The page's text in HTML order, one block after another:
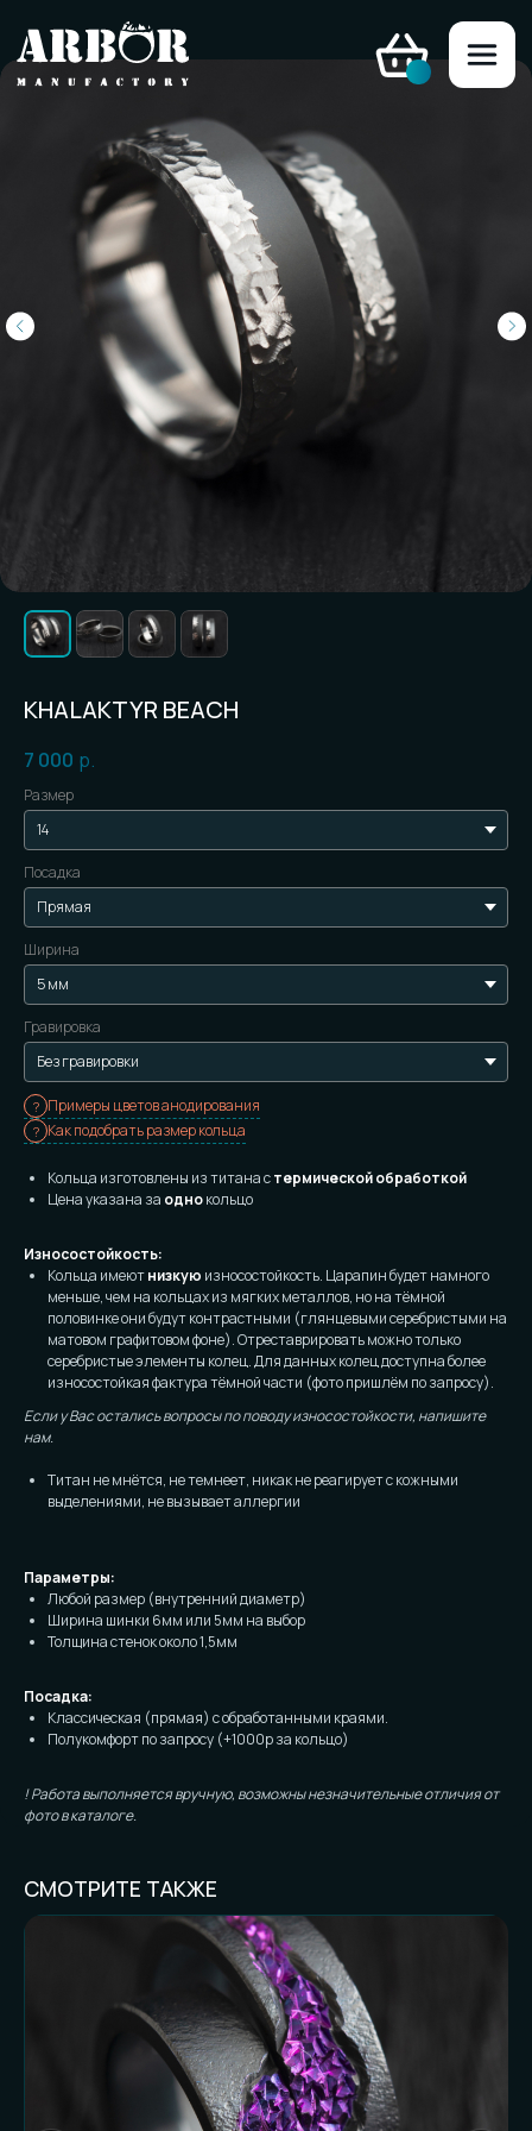
KHALAKTYR BEACH
7 000 р.
Размер
Посадка
Ширина
Гравировка
Примеры цветов анодирования
Как подобрать размер кольца
Кольца изготовлены из титана стермической обработкой
Цена указана за однокольцо
Износостойкость:
Кольца имеютнизкую износостойкость. Царапин будет намного
меньше, чем на кольцах из мягких металлов, но на тёмной
половинке они будут контрастными (глянцевыми серебристыми на
матовом графитовом фоне). Отреставрировать можно только
серебристые элементы колец. Для данных колец доступна более
износостойкая фактура тёмной части (фото пришлём по запросу).
Если у Вас остались вопросы по поводу износостойкости, напишите
нам.
Титан не мнётся, не темнеет, никак не реагирует с кожными
выделениями, не вызывает аллергии
Параметры:
Любой размер (внутренний диаметр)
Ширина шинки 6мм или 5мм на выбор
Толщина стенок около 1,5мм
Посадка:
Классическая (прямая) с обработанными краями.
Полукомфорт по запросу (+1000р за кольцо)
! Работа выполняется вручную, возможны незначительные отличия от
фото в каталоге.
СМОТРИТЕ ТАКЖЕ
Частые вопросы (и честные
ответы):
FAQ И ГОТОВНОСТЬ
К ЗАКАЗУ